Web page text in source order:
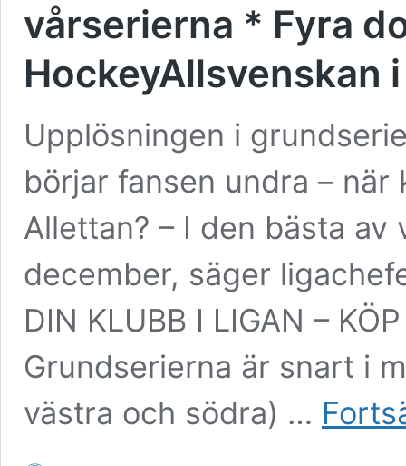
vårserierna * Fyra
HockeyAllsvenskan
Upplösningen i
börjar fansen undra –
Allettan? – I den bästa
december, säger
DIN KLUBB I LIGAN –
Grundserierna är snart i
västra och södra) …